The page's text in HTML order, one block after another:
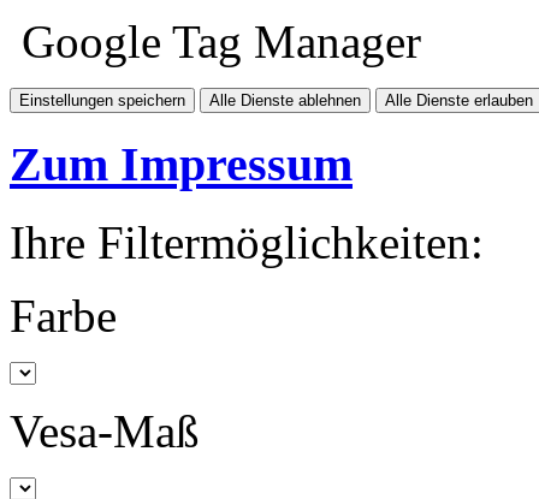
Google Tag Manager
Einstellungen speichern Alle Dienste ablehnen Alle Dienste erlauben
Zum Impressum
Ihre Filtermöglichkeiten:
Farbe
Vesa-Maß